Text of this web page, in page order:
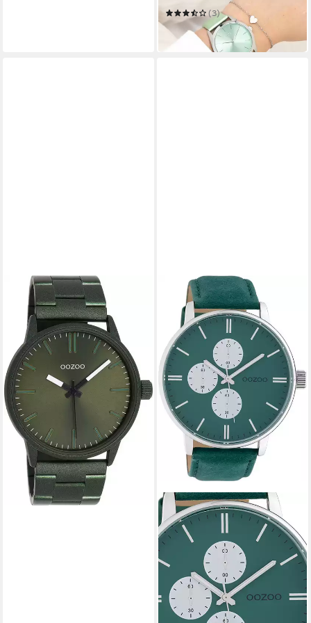
(3)
55,76 €
in 2-3 Werktagen bei dir
OOZOO
Quarzuhr C11402
74,36 €
in 2-3 Werktagen bei dir